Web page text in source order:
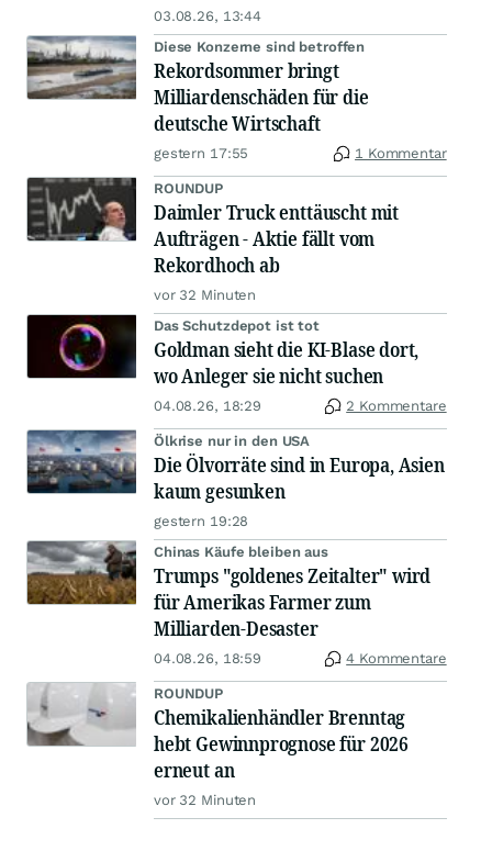
03.08.26, 13:44
Diese Konzerne sind betroffen
Rekordsommer bringt
Milliardenschäden für die
deutsche Wirtschaft
gestern 17:55 1 Kommentar
ROUNDUP
Daimler Truck enttäuscht mit
Aufträgen - Aktie fällt vom
Rekordhoch ab
vor 32 Minuten
Das Schutzdepot ist tot
Goldman sieht die KI-Blase dort,
wo Anleger sie nicht suchen
04.08.26, 18:29 2 Kommentare
Ölkrise nur in den USA
Die Ölvorräte sind in Europa, Asien
kaum gesunken
gestern 19:28
Chinas Käufe bleiben aus
Trumps "goldenes Zeitalter" wird
für Amerikas Farmer zum
Milliarden-Desaster
04.08.26, 18:59 4 Kommentare
ROUNDUP
Chemikalienhändler Brenntag
hebt Gewinnprognose für 2026
erneut an
vor 32 Minuten